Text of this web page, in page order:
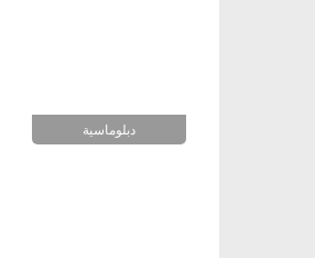
دبلوماسية